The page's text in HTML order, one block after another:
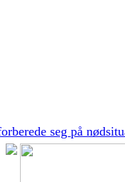
seg på